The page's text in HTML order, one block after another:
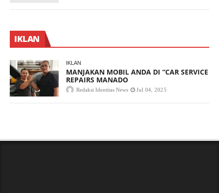
IKLAN
IKLAN
MANJAKAN MOBIL ANDA DI “CAR SERVICE
REPAIRS MANADO
Redaksi Identitas News Jul 04, 2025